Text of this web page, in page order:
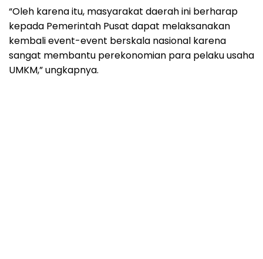
“Oleh karena itu, masyarakat daerah ini berharap
kepada Pemerintah Pusat dapat melaksanakan
kembali event-event berskala nasional karena
sangat membantu perekonomian para pelaku usaha
UMKM,” ungkapnya.